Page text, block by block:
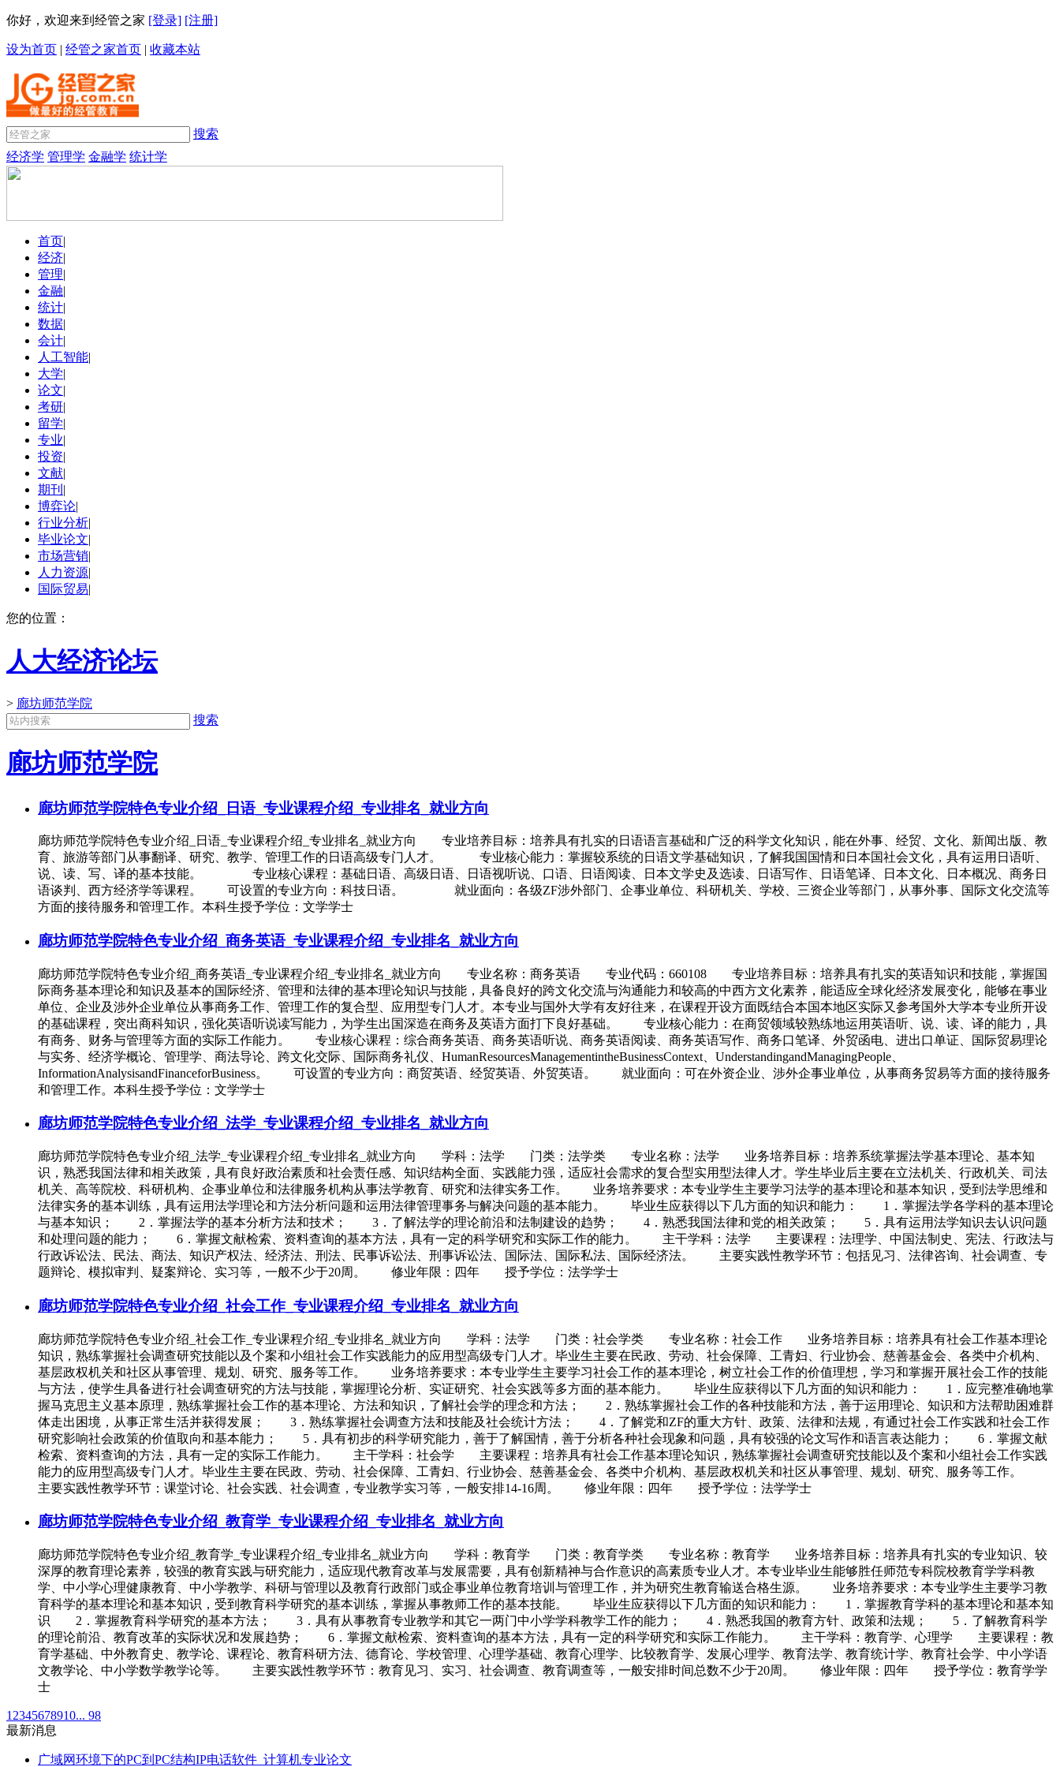
你好，欢迎来到经管之家 [登录] [注册]
设为首页 | 经管之家首页 | 收藏本站
搜索
经济学 管理学 金融学 统计学
首页|
经济|
管理|
金融|
统计|
数据|
会计|
人工智能|
大学|
论文|
考研|
留学|
专业|
投资|
文献|
期刊 |
博弈论|
行业分析|
毕业论文|
市场营销|
人力资源|
国际贸易|
您的位置：
人大经济论坛
> 廊坊师范学院
搜索
廊坊师范学院
廊坊师范学院特色专业介绍_日语_专业课程介绍_专业排名_就业方向
廊坊师范学院特色专业介绍_日语_专业课程介绍_专业排名_就业方向 专业培养目标：培养具有扎实的日语语言基础和广泛的科学文化知识，能在外事、经贸、文化、新闻出版、教
育、旅游等部门从事翻译、研究、教学、管理工作的日语高级专门人才。 专业核心能力：掌握较系统的日语文学基础知识，了解我国国情和日本国社会文化，具有运用日语听、
说、读、写、译的基本技能。 专业核心课程：基础日语、高级日语、日语视听说、口语、日语阅读、日本文学史及选读、日语写作、日语笔译、日本文化、日本概况、商务日
语谈判、西方经济学等课程。 可设置的专业方向：科技日语。 就业面向：各级ZF涉外部门、企事业单位、科研机关、学校、三资企业等部门，从事外事、国际文化交流等
方面的接待服务和管理工作。本科生授予学位：文学学士
廊坊师范学院特色专业介绍_商务英语_专业课程介绍_专业排名_就业方向
廊坊师范学院特色专业介绍_商务英语_专业课程介绍_专业排名_就业方向 专业名称：商务英语 专业代码：660108 专业培养目标：培养具有扎实的英语知识和技能，掌握国
际商务基本理论和知识及基本的国际经济、管理和法律的基本理论知识与技能，具备良好的跨文化交流与沟通能力和较高的中西方文化素养，能适应全球化经济发展变化，能够在事业
单位、企业及涉外企业单位从事商务工作、管理工作的复合型、应用型专门人才。本专业与国外大学有友好往来，在课程开设方面既结合本国本地区实际又参考国外大学本专业所开设
的基础课程，突出商科知识，强化英语听说读写能力，为学生出国深造在商务及英语方面打下良好基础。 专业核心能力：在商贸领域较熟练地运用英语听、说、读、译的能力，具
有商务、财务与管理等方面的实际工作能力。 专业核心课程：综合商务英语、商务英语听说、商务英语阅读、商务英语写作、商务口笔译、外贸函电、进出口单证、国际贸易理论
与实务、经济学概论、管理学、商法导论、跨文化交际、国际商务礼仪、HumanResourcesManagementintheBusinessContext、UnderstandingandManagingPeople、
InformationAnalysisandFinanceforBusiness。 可设置的专业方向：商贸英语、经贸英语、外贸英语。 就业面向：可在外资企业、涉外企事业单位，从事商务贸易等方面的接待服务
和管理工作。本科生授予学位：文学学士
廊坊师范学院特色专业介绍_法学_专业课程介绍_专业排名_就业方向
廊坊师范学院特色专业介绍_法学_专业课程介绍_专业排名_就业方向 学科：法学 门类：法学类 专业名称：法学 业务培养目标：培养系统掌握法学基本理论、基本知
识，熟悉我国法律和相关政策，具有良好政治素质和社会责任感、知识结构全面、实践能力强，适应社会需求的复合型实用型法律人才。学生毕业后主要在立法机关、行政机关、司法
机关、高等院校、科研机构、企事业单位和法律服务机构从事法学教育、研究和法律实务工作。 业务培养要求：本专业学生主要学习法学的基本理论和基本知识，受到法学思维和
法律实务的基本训练，具有运用法学理论和方法分析问题和运用法律管理事务与解决问题的基本能力。 毕业生应获得以下几方面的知识和能力： 1．掌握法学各学科的基本理论
与基本知识； 2．掌握法学的基本分析方法和技术； 3．了解法学的理论前沿和法制建设的趋势； 4．熟悉我国法律和党的相关政策； 5．具有运用法学知识去认识问题
和处理问题的能力； 6．掌握文献检索、资料查询的基本方法，具有一定的科学研究和实际工作的能力。 主干学科：法学 主要课程：法理学、中国法制史、宪法、行政法与
行政诉讼法、民法、商法、知识产权法、经济法、刑法、民事诉讼法、刑事诉讼法、国际法、国际私法、国际经济法。 主要实践性教学环节：包括见习、法律咨询、社会调查、专
题辩论、模拟审判、疑案辩论、实习等，一般不少于20周。 修业年限：四年 授予学位：法学学士
廊坊师范学院特色专业介绍_社会工作_专业课程介绍_专业排名_就业方向
廊坊师范学院特色专业介绍_社会工作_专业课程介绍_专业排名_就业方向 学科：法学 门类：社会学类 专业名称：社会工作 业务培养目标：培养具有社会工作基本理论
知识，熟练掌握社会调查研究技能以及个案和小组社会工作实践能力的应用型高级专门人才。毕业生主要在民政、劳动、社会保障、工青妇、行业协会、慈善基金会、各类中介机构、
基层政权机关和社区从事管理、规划、研究、服务等工作。 业务培养要求：本专业学生主要学习社会工作的基本理论，树立社会工作的价值理想，学习和掌握开展社会工作的技能
与方法，使学生具备进行社会调查研究的方法与技能，掌握理论分析、实证研究、社会实践等多方面的基本能力。 毕业生应获得以下几方面的知识和能力： 1．应完整准确地掌
握马克思主义基本原理，熟练掌握社会工作的基本理论、方法和知识，了解社会学的理念和方法； 2．熟练掌握社会工作的各种技能和方法，善于运用理论、知识和方法帮助困难群
体走出困境，从事正常生活并获得发展； 3．熟练掌握社会调查方法和技能及社会统计方法； 4．了解党和ZF的重大方针、政策、法律和法规，有通过社会工作实践和社会工作
研究影响社会政策的价值取向和基本能力； 5．具有初步的科学研究能力，善于了解国情，善于分析各种社会现象和问题，具有较强的论文写作和语言表达能力； 6．掌握文献
检索、资料查询的方法，具有一定的实际工作能力。 主干学科：社会学 主要课程：培养具有社会工作基本理论知识，熟练掌握社会调查研究技能以及个案和小组社会工作实践
能力的应用型高级专门人才。毕业生主要在民政、劳动、社会保障、工青妇、行业协会、慈善基金会、各类中介机构、基层政权机关和社区从事管理、规划、研究、服务等工作。
主要实践性教学环节：课堂讨论、社会实践、社会调查，专业教学实习等，一般安排14-16周。 修业年限：四年 授予学位：法学学士
廊坊师范学院特色专业介绍_教育学_专业课程介绍_专业排名_就业方向
廊坊师范学院特色专业介绍_教育学_专业课程介绍_专业排名_就业方向 学科：教育学 门类：教育学类 专业名称：教育学 业务培养目标：培养具有扎实的专业知识、较
深厚的教育理论素养，较强的教育实践与研究能力，适应现代教育改革与发展需要，具有创新精神与合作意识的高素质专业人才。本专业毕业生能够胜任师范专科院校教育学学科教
学、中小学心理健康教育、中小学教学、科研与管理以及教育行政部门或企事业单位教育培训与管理工作，并为研究生教育输送合格生源。 业务培养要求：本专业学生主要学习教
育科学的基本理论和基本知识，受到教育科学研究的基本训练，掌握从事教师工作的基本技能。 毕业生应获得以下几方面的知识和能力： 1．掌握教育学科的基本理论和基本知
识 2．掌握教育科学研究的基本方法； 3．具有从事教育专业教学和其它一两门中小学学科教学工作的能力； 4．熟悉我国的教育方针、政策和法规； 5．了解教育科学
的理论前沿、教育改革的实际状况和发展趋势； 6．掌握文献检索、资料查询的基本方法，具有一定的科学研究和实际工作能力。 主干学科：教育学、心理学 主要课程：教
育学基础、中外教育史、教学论、课程论、教育科研方法、德育论、学校管理、心理学基础、教育心理学、比较教育学、发展心理学、教育法学、教育统计学、教育社会学、中小学语
文教学论、中小学数学教学论等。 主要实践性教学环节：教育见习、实习、社会调查、教育调查等，一般安排时间总数不少于20周。 修业年限：四年 授予学位：教育学学
士
1 2345678910... 98
最新消息
广域网环境下的PC到PC结构IP电话软件_计算机专业论文